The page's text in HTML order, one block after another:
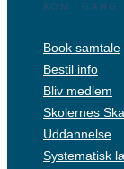
KOM I GANG
Book samtale
Bestil info
Bliv medlem
Skolernes
Uddannelse
Systematisk